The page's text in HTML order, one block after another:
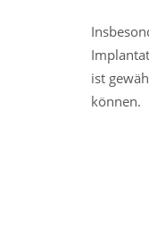
ist
können.